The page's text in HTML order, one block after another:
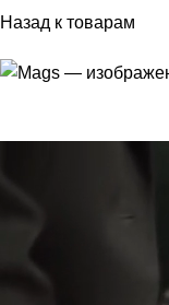
Назад к товарам